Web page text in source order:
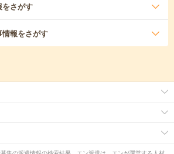
さがす
報をさがす